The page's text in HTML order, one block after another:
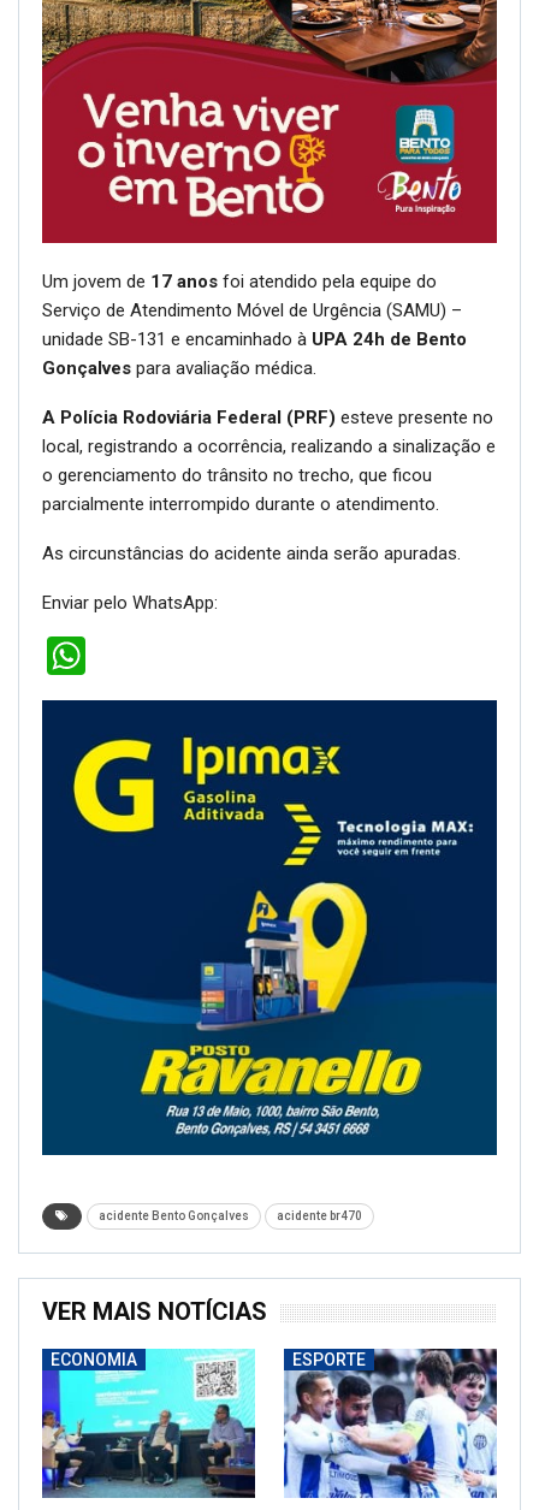
Um jovem de 17 anos foi atendido pela equipe do
Serviço de Atendimento Móvel de Urgência (SAMU) –
unidade SB-131 e encaminhado à UPA 24h de Bento
Gonçalves para avaliação médica.
A Polícia Rodoviária Federal (PRF) esteve presente no
local, registrando a ocorrência, realizando a sinalização e
o gerenciamento do trânsito no trecho, que ficou
parcialmente interrompido durante o atendimento.
As circunstâncias do acidente ainda serão apuradas.
Enviar pelo WhatsApp:
acidente Bento Gonçalves acidente br470
VER MAIS NOTÍCIAS
ECONOMIA ESPORTE